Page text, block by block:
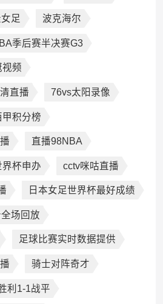
足 波克海尔
季后赛半决赛G3
视频
直播 76vs太阳录像
甲积分榜
直播98NBA
杯申办 cctv咪咕直播
日本女足世界杯最好成绩
场回放
足球比赛实时数据提供
骑士对阵奇才
利1-1战平